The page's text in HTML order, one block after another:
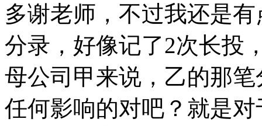
多谢老师，不过我还是
分录，好像记了2次长投
母公司甲来说，乙的那
任何影响的对吧？就是